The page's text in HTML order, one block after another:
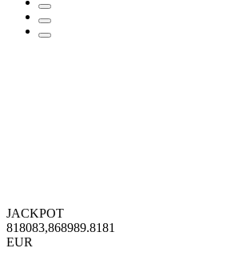
JACKPOT
818083,868989.8181
EUR